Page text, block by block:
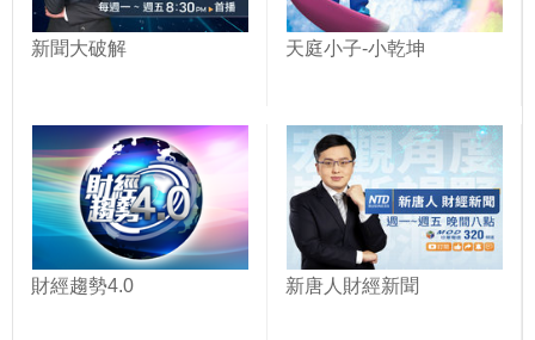
新聞大破解 天庭小子-小乾坤
財經趨勢4.0 新唐人財經新聞